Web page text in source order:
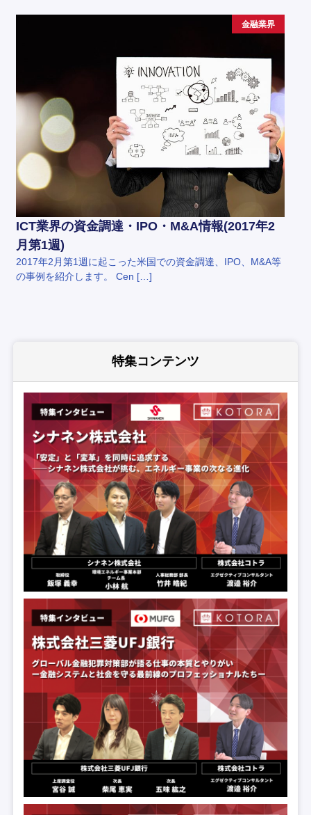
金融業界
ICT業界の資金調達・IPO・M&A情報(2017年2
月第1週)
2017年2月第1週に起こった米国での資金調達、IPO、M&A等
の事例を紹介します。 Cen […]
特集コンテンツ